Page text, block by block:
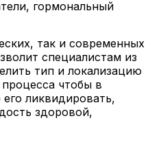
гормональный
так и современных
специалистам из
тип и локализацию
чтобы в
ликвидировать,
здоровой,